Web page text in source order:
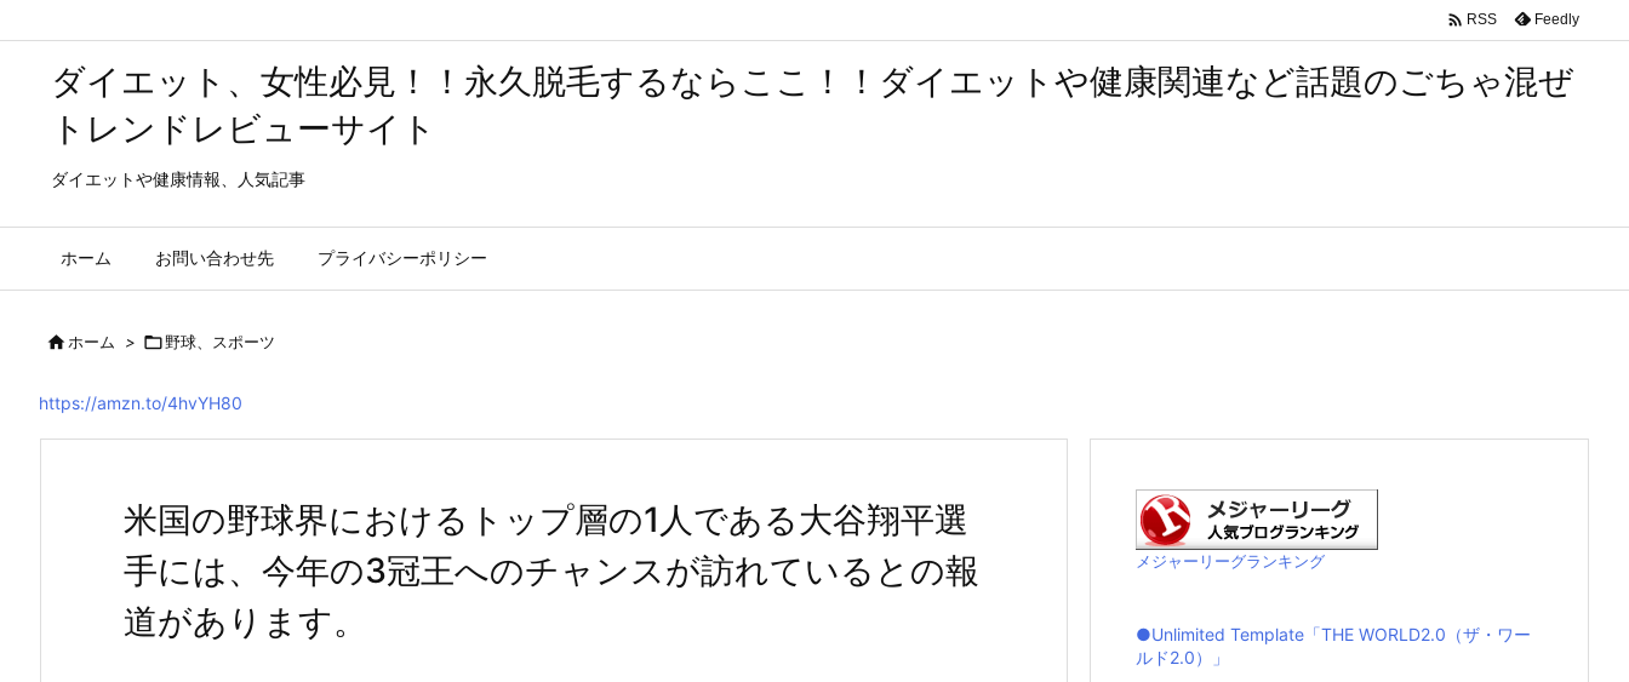
ダイエット、女性必見！！永久脱毛するならここ！！ダイエットや健康関連など話題のごちゃ混ぜ
トレンドレビューサイト
ダイエットや健康情報、人気記事
ホーム お問い合わせ先 プライバシーポリシー
 RSS Feedly
ホーム > 野球、スポーツ
https://amzn.to/4hvYH80
米国の野球界におけるトップ層の1人である大谷翔平選
手には、今年の3冠王へのチャンスが訪れているとの報
道があります。
メジャーリーグランキング
●Unlimited Template「THE WORLD2.0（ザ・ワー
ルド2.0）」